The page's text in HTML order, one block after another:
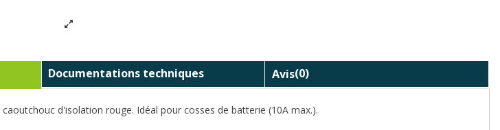
Documentations techniques Avis(0)
d'isolation rouge. Idéal pour cosses de batterie (10A max.).